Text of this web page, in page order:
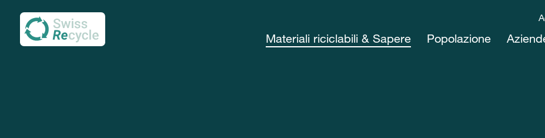
Materiali riciclabili & Sapere Popolazione